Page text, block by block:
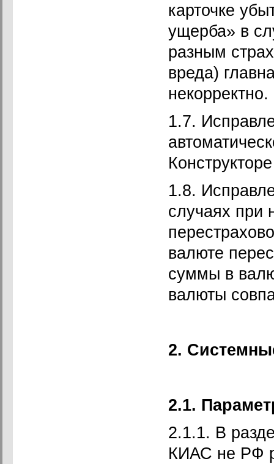
карточке
ущерба» в
разным
вреда)
некорректно.
1.7.
1.8.
случаях при
валюте
суммы в
валюты
2.
2.1.
2.1.1. В
КИАС не РФ